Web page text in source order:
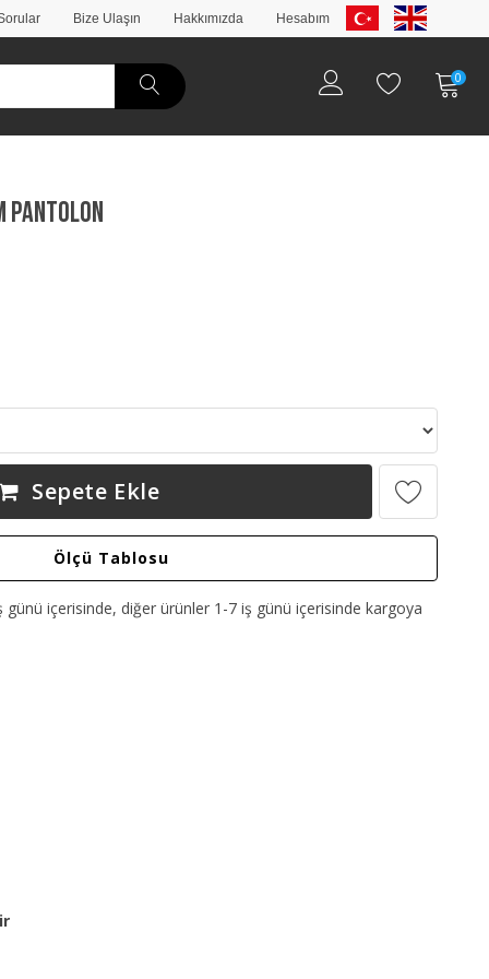
Bize Ulaşın Hakkımızda Hesabım
0
Pantolon
Sepete Ekle
Ölçü Tablosu
günü içerisinde, diğer ürünler 1-7 iş günü içerisinde kargoya